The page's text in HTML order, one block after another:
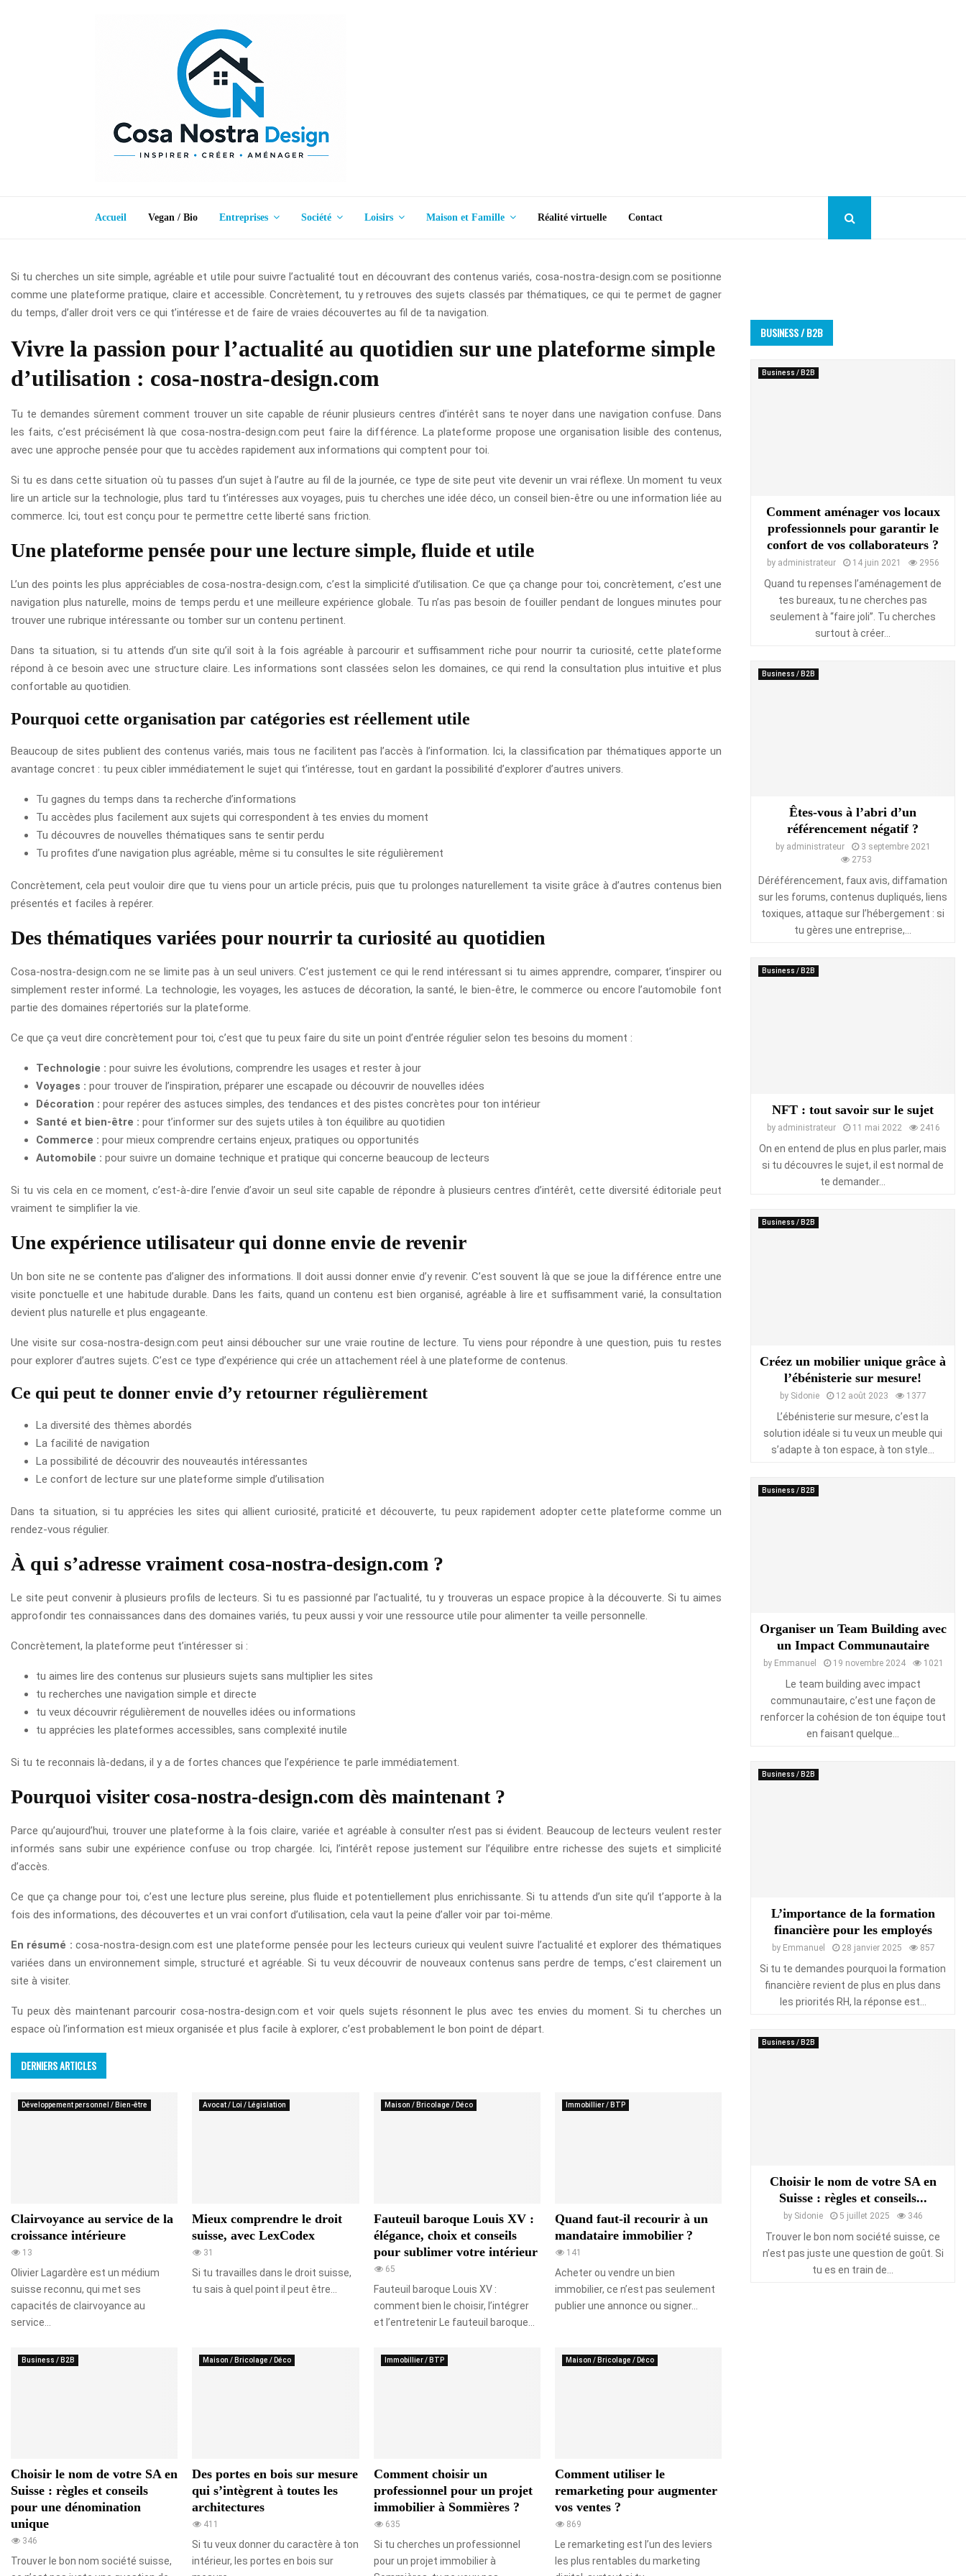
Accueil Vegan / Bio Entreprises Société Loisirs Maison et Famille Réalité virtuelle Contact
Si tu cherches un site simple, agréable et utile pour suivre l’actualité tout en découvrant des contenus variés, cosa-nostra-design.com se positionne
comme une plateforme pratique, claire et accessible. Concrètement, tu y retrouves des sujets classés par thématiques, ce qui te permet de gagner
du temps, d’aller droit vers ce qui t’intéresse et de faire de vraies découvertes au fil de ta navigation.
Vivre la passion pour l’actualité au quotidien sur une plateforme simple
d’utilisation : cosa-nostra-design.com
Tu te demandes sûrement comment trouver un site capable de réunir plusieurs centres d’intérêt sans te noyer dans une navigation confuse. Dans
les faits, c’est précisément là que cosa-nostra-design.com peut faire la différence. La plateforme propose une organisation lisible des contenus,
avec une approche pensée pour que tu accèdes rapidement aux informations qui comptent pour toi.
Si tu es dans cette situation où tu passes d’un sujet à l’autre au fil de la journée, ce type de site peut vite devenir un vrai réflexe. Un moment tu veux
lire un article sur la technologie, plus tard tu t’intéresses aux voyages, puis tu cherches une idée déco, un conseil bien-être ou une information liée au
commerce. Ici, tout est conçu pour te permettre cette liberté sans friction.
Une plateforme pensée pour une lecture simple, fluide et utile
L’un des points les plus appréciables de cosa-nostra-design.com, c’est la simplicité d’utilisation. Ce que ça change pour toi, concrètement, c’est une
navigation plus naturelle, moins de temps perdu et une meilleure expérience globale. Tu n’as pas besoin de fouiller pendant de longues minutes pour
trouver une rubrique intéressante ou tomber sur un contenu pertinent.
Dans ta situation, si tu attends d’un site qu’il soit à la fois agréable à parcourir et suffisamment riche pour nourrir ta curiosité, cette plateforme
répond à ce besoin avec une structure claire. Les informations sont classées selon les domaines, ce qui rend la consultation plus intuitive et plus
confortable au quotidien.
Pourquoi cette organisation par catégories est réellement utile
Beaucoup de sites publient des contenus variés, mais tous ne facilitent pas l’accès à l’information. Ici, la classification par thématiques apporte un
avantage concret : tu peux cibler immédiatement le sujet qui t’intéresse, tout en gardant la possibilité d’explorer d’autres univers.
Tu gagnes du temps dans ta recherche d’informations
Tu accèdes plus facilement aux sujets qui correspondent à tes envies du moment
Tu découvres de nouvelles thématiques sans te sentir perdu
Tu profites d’une navigation plus agréable, même si tu consultes le site régulièrement
Concrètement, cela peut vouloir dire que tu viens pour un article précis, puis que tu prolonges naturellement ta visite grâce à d’autres contenus bien
présentés et faciles à repérer.
Des thématiques variées pour nourrir ta curiosité au quotidien
Cosa-nostra-design.com ne se limite pas à un seul univers. C’est justement ce qui le rend intéressant si tu aimes apprendre, comparer, t’inspirer ou
simplement rester informé. La technologie, les voyages, les astuces de décoration, la santé, le bien-être, le commerce ou encore l’automobile font
partie des domaines répertoriés sur la plateforme.
Ce que ça veut dire concrètement pour toi, c’est que tu peux faire du site un point d’entrée régulier selon tes besoins du moment :
Technologie : pour suivre les évolutions, comprendre les usages et rester à jour
Voyages : pour trouver de l’inspiration, préparer une escapade ou découvrir de nouvelles idées
Décoration : pour repérer des astuces simples, des tendances et des pistes concrètes pour ton intérieur
Santé et bien-être : pour t’informer sur des sujets utiles à ton équilibre au quotidien
Commerce : pour mieux comprendre certains enjeux, pratiques ou opportunités
Automobile : pour suivre un domaine technique et pratique qui concerne beaucoup de lecteurs
Si tu vis cela en ce moment, c’est-à-dire l’envie d’avoir un seul site capable de répondre à plusieurs centres d’intérêt, cette diversité éditoriale peut
vraiment te simplifier la vie.
Une expérience utilisateur qui donne envie de revenir
Un bon site ne se contente pas d’aligner des informations. Il doit aussi donner envie d’y revenir. C’est souvent là que se joue la différence entre une
visite ponctuelle et une habitude durable. Dans les faits, quand un contenu est bien organisé, agréable à lire et suffisamment varié, la consultation
devient plus naturelle et plus engageante.
Une visite sur cosa-nostra-design.com peut ainsi déboucher sur une vraie routine de lecture. Tu viens pour répondre à une question, puis tu restes
pour explorer d’autres sujets. C’est ce type d’expérience qui crée un attachement réel à une plateforme de contenus.
Ce qui peut te donner envie d’y retourner régulièrement
La diversité des thèmes abordés
La facilité de navigation
La possibilité de découvrir des nouveautés intéressantes
Le confort de lecture sur une plateforme simple d’utilisation
Dans ta situation, si tu apprécies les sites qui allient curiosité, praticité et découverte, tu peux rapidement adopter cette plateforme comme un
rendez-vous régulier.
À qui s’adresse vraiment cosa-nostra-design.com ?
Le site peut convenir à plusieurs profils de lecteurs. Si tu es passionné par l’actualité, tu y trouveras un espace propice à la découverte. Si tu aimes
approfondir tes connaissances dans des domaines variés, tu peux aussi y voir une ressource utile pour alimenter ta veille personnelle.
Concrètement, la plateforme peut t’intéresser si :
tu aimes lire des contenus sur plusieurs sujets sans multiplier les sites
tu recherches une navigation simple et directe
tu veux découvrir régulièrement de nouvelles idées ou informations
tu apprécies les plateformes accessibles, sans complexité inutile
Si tu te reconnais là-dedans, il y a de fortes chances que l’expérience te parle immédiatement.
Pourquoi visiter cosa-nostra-design.com dès maintenant ?
Parce qu’aujourd’hui, trouver une plateforme à la fois claire, variée et agréable à consulter n’est pas si évident. Beaucoup de lecteurs veulent rester
informés sans subir une expérience confuse ou trop chargée. Ici, l’intérêt repose justement sur l’équilibre entre richesse des sujets et simplicité
d’accès.
Ce que ça change pour toi, c’est une lecture plus sereine, plus fluide et potentiellement plus enrichissante. Si tu attends d’un site qu’il t’apporte à la
fois des informations, des découvertes et un vrai confort d’utilisation, cela vaut la peine d’aller voir par toi-même.
En résumé : cosa-nostra-design.com est une plateforme pensée pour les lecteurs curieux qui veulent suivre l’actualité et explorer des thématiques
variées dans un environnement simple, structuré et agréable. Si tu veux découvrir de nouveaux contenus sans perdre de temps, c’est clairement un
site à visiter.
Tu peux dès maintenant parcourir cosa-nostra-design.com et voir quels sujets résonnent le plus avec tes envies du moment. Si tu cherches un
espace où l’information est mieux organisée et plus facile à explorer, c’est probablement le bon point de départ.
DERNIERS ARTICLES
Développement personnel / Bien-être
Clairvoyance au service de la
croissance intérieure
13
Olivier Lagardère est un médium
suisse reconnu, qui met ses
capacités de clairvoyance au
service...
Avocat / Loi / Législation
Mieux comprendre le droit
suisse, avec LexCodex
31
Si tu travailles dans le droit suisse,
tu sais à quel point il peut être...
Maison / Bricolage / Déco
Fauteuil baroque Louis XV :
élégance, choix et conseils
pour sublimer votre intérieur
65
Fauteuil baroque Louis XV :
comment bien le choisir, l’intégrer
et l’entretenir Le fauteuil baroque...
Immobillier / BTP
Quand faut-il recourir à un
mandataire immobilier ?
141
Acheter ou vendre un bien
immobilier, ce n’est pas seulement
publier une annonce ou signer...
Business / B2B
Choisir le nom de votre SA en
Suisse : règles et conseils
pour une dénomination
unique
346
Trouver le bon nom société suisse,
Maison / Bricolage / Déco
Des portes en bois sur mesure
qui s’intègrent à toutes les
architectures
411
Si tu veux donner du caractère à ton
intérieur, les portes en bois sur
Immobillier / BTP
Comment choisir un
professionnel pour un projet
immobilier à Sommières ?
635
Si tu cherches un professionnel
pour un projet immobilier à
Maison / Bricolage / Déco
Comment utiliser le
remarketing pour augmenter
vos ventes ?
869
Le remarketing est l’un des leviers
les plus rentables du marketing
BUSINESS / B2B
Business / B2B
Comment aménager vos locaux
professionnels pour garantir le
confort de vos collaborateurs ?
by administrateur 14 juin 2021 2956
Quand tu repenses l’aménagement de
tes bureaux, tu ne cherches pas
seulement à “faire joli”. Tu cherches
surtout à créer...
Business / B2B
Êtes-vous à l’abri d’un
référencement négatif ?
by administrateur
3 septembre 2021
2753
Déréférencement, faux avis, diffamation
sur les forums, contenus dupliqués, liens
toxiques, attaque sur l’hébergement : si
tu gères une entreprise,...
Business / B2B
NFT : tout savoir sur le sujet
by administrateur 11 mai 2022 2416
On en entend de plus en plus parler, mais
si tu découvres le sujet, il est normal de
te demander...
Business / B2B
Créez un mobilier unique grâce à
l’ébénisterie sur mesure!
by Sidonie 12 août 2023 1377
L’ébénisterie sur mesure, c’est la
solution idéale si tu veux un meuble qui
s’adapte à ton espace, à ton style...
Business / B2B
Organiser un Team Building avec
un Impact Communautaire
by Emmanuel 19 novembre 2024 1021
Le team building avec impact
communautaire, c’est une façon de
renforcer la cohésion de ton équipe tout
en faisant quelque...
Business / B2B
L’importance de la formation
financière pour les employés
by Emmanuel 28 janvier 2025 857
Si tu te demandes pourquoi la formation
financière revient de plus en plus dans
les priorités RH, la réponse est...
Business / B2B
Choisir le nom de votre SA en
Suisse : règles et conseils...
by Sidonie 5 juillet 2025 346
Trouver le bon nom société suisse, ce
n’est pas juste une question de goût. Si
tu es en train de...